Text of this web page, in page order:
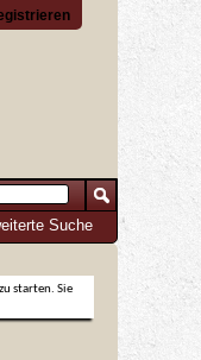
Suche
starten. Sie